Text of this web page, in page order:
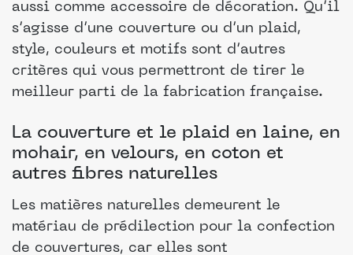
aussi comme accessoire de décoration. Qu’il
s’agisse d’une couverture ou d’un plaid,
style, couleurs et motifs sont d’autres
critères qui vous permettront de tirer le
meilleur parti de la fabrication française.
La couverture et le plaid en laine, en
mohair, en velours, en coton et
autres fibres naturelles
Les matières naturelles demeurent le
matériau de prédilection pour la confection
de couvertures, car elles sont